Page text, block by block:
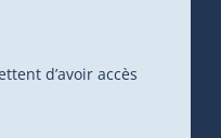
d’avoir accès